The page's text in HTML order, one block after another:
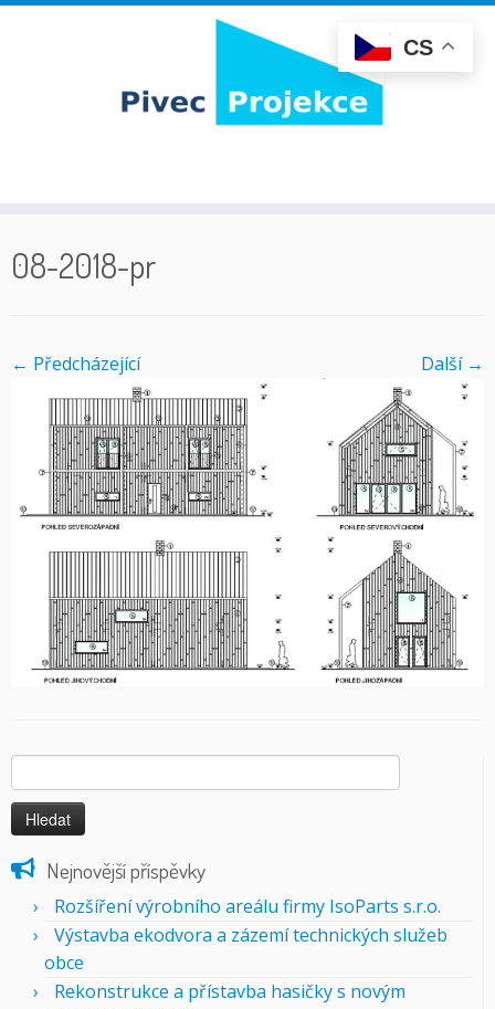
to
content
08-2018-pr
← Předcházející Další­ →
Vyhledávání
Nejnovější příspěvky
Rozšíření výrobního areálu firmy IsoParts s.r.o.
Výstavba ekodvora a zázemí technických služeb
obce
Rekonstrukce a přístavba hasičky s novým
CS